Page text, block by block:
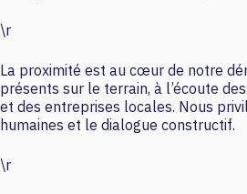
\r
La proximité est au cœur de notre
présents sur le terrain, à l’écoute
et des entreprises locales. Nous
humaines et le dialogue constructif.
\r